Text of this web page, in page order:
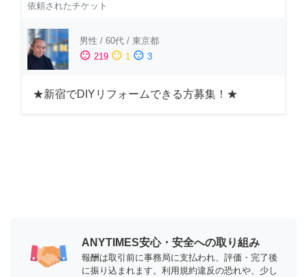
依頼されたチケット
男性 / 60代 / 東京都
sentiment_satisfied 219 sentiment_neutral 1 sentiment_dissatisfied 3
★新宿でDIYリフォームできる方募集！★
ANYTIMES安心・安全への取り組み
報酬は取引前に事務局に支払われ、評価・完了後
に振り込まれます。利用規約違反の恐れや、少し